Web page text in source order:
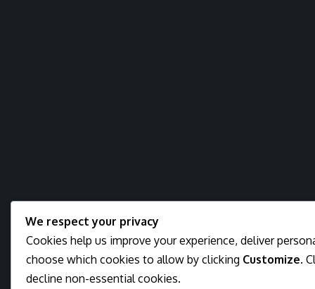
We respect your privacy
Cookies help us improve your experience, deliver
choose which cookies to allow by clicking Customize.
decline non-essential cookies.